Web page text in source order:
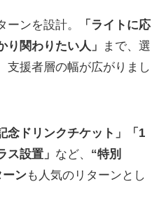
ーンを設計。
「ライトに応
り関わりたい人」
まで、選
支援者層の幅が広がりまし
念ドリンクチケット」「1
ス設置」 など、 “特別
ーンも人気のリターンとし